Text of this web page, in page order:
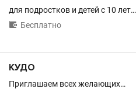
для подростков и детей с 10 лет…
 Бесплатно
КУДО
Приглашаем всех желающих…